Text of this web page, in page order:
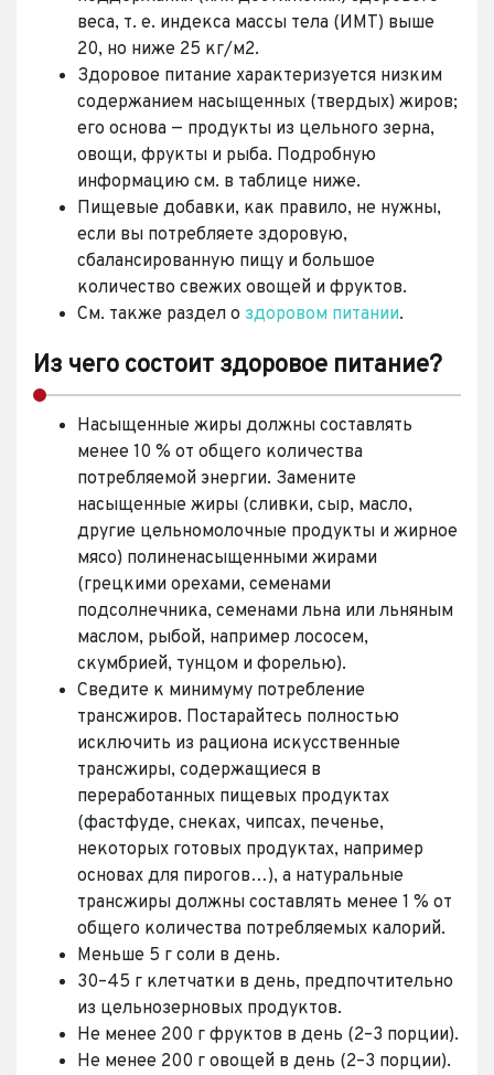
веса, т. е. индекса массы тела (ИМТ) выше
20, но ниже 25 кг/м2.
Здоровое питание характеризуется низким
содержанием насыщенных (твердых) жиров;
его основа — продукты из цельного зерна,
овощи, фрукты и рыба. Подробную
информацию см. в таблице ниже.
Пищевые добавки, как правило, не нужны,
если вы потребляете здоровую,
сбалансированную пищу и большое
количество свежих овощей и фруктов.
См. также раздел о здоровом питании.
Из чего состоит здоровое питание?
Насыщенные жиры должны составлять
менее 10 % от общего количества
потребляемой энергии. Замените
насыщенные жиры (сливки, сыр, масло,
другие цельномолочные продукты и жирное
мясо) полиненасыщенными жирами
(грецкими орехами, семенами
подсолнечника, семенами льна или льняным
маслом, рыбой, например лососем,
скумбрией, тунцом и форелью).
Сведите к минимуму потребление
трансжиров. Постарайтесь полностью
исключить из рациона искусственные
трансжиры, содержащиеся в
переработанных пищевых продуктах
(фастфуде, снеках, чипсах, печенье,
некоторых готовых продуктах, например
основах для пирогов…), а натуральные
трансжиры должны составлять менее 1 % от
общего количества потребляемых калорий.
Меньше 5 г соли в день.
30–45 г клетчатки в день, предпочтительно
из цельнозерновых продуктов.
Не менее 200 г фруктов в день (2–3 порции).
Не менее 200 г овощей в день (2–3 порции).